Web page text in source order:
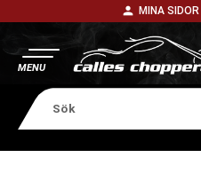
person MINA SIDOR